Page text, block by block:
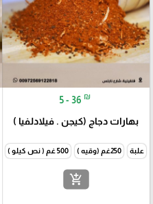
5 - 36 ₪
بهارات دجاج (كيجن . فيلادلفيا )
علبة 250غم (وقيه ) 500 غم ( نص كيلو )
add_shopping_cart